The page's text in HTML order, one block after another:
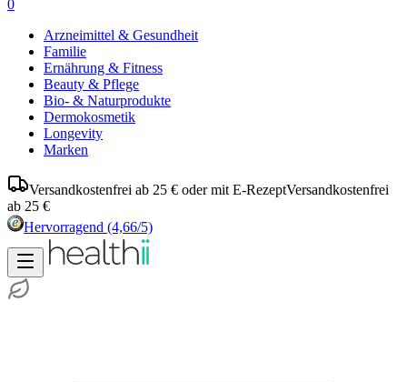
0
Arzneimittel & Gesundheit
Familie
Ernährung & Fitness
Beauty & Pflege
Bio- & Naturprodukte
Dermokosmetik
Longevity
Marken
Versandkostenfrei ab 25 € oder mit E-RezeptVersandkostenfrei
ab 25 €
Hervorragend (4,66/5)